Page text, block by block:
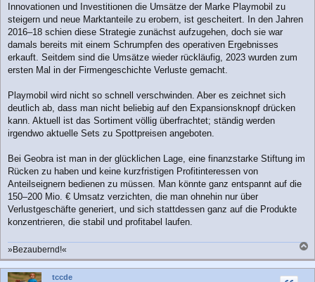
Innovationen und Investitionen die Umsätze der Marke Playmobil zu
steigern und neue Marktanteile zu erobern, ist gescheitert. In den Jahren
2016–18 schien diese Strategie zunächst aufzugehen, doch sie war
damals bereits mit einem Schrumpfen des operativen Ergebnisses
erkauft. Seitdem sind die Umsätze wieder rückläufig, 2023 wurden zum
ersten Mal in der Firmengeschichte Verluste gemacht.
Playmobil wird nicht so schnell verschwinden. Aber es zeichnet sich
deutlich ab, dass man nicht beliebig auf den Expansionsknopf drücken
kann. Aktuell ist das Sortiment völlig überfrachtet; ständig werden
irgendwo aktuelle Sets zu Spottpreisen angeboten.
Bei Geobra ist man in der glücklichen Lage, eine finanzstarke Stiftung im
Rücken zu haben und keine kurzfristigen Profitinteressen von
Anteilseignern bedienen zu müssen. Man könnte ganz entspannt auf die
150–200 Mio. € Umsatz verzichten, die man ohnehin nur über
Verlustgeschäfte generiert, und sich stattdessen ganz auf die Produkte
konzentrieren, die stabil und profitabel laufen.
»Bezaubernd!«
a
c
tccde